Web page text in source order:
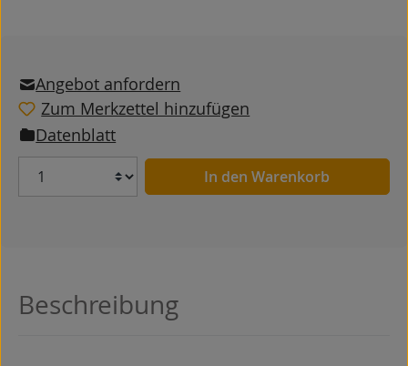
Angebot anfordern
Zum Merkzettel hinzufügen
Datenblatt
Anzahl In den Warenkorb
Beschreibung